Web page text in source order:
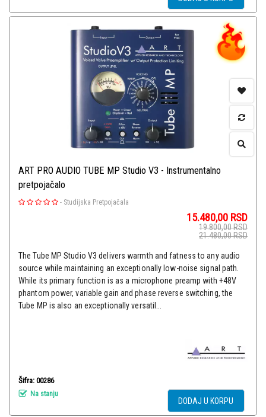
ART PRO AUDIO TUBE MP Studio V3 - Instrumentalno
pretpojačalo
- Studijska Pretpojačala
15.480,00 RSD
19.800,00RSD
21.480,00RSD
The Tube MP Studio V3 delivers warmth and fatness to any audio
source while maintaining an exceptionally low-noise signal path.
While its primary function is as a microphone preamp with +48V
phantom power, variable gain and phase reverse switching, the
Tube MP is also an exceptionally versatil...
Šifra: 00286
Na stanju
DODAJ U KORPU